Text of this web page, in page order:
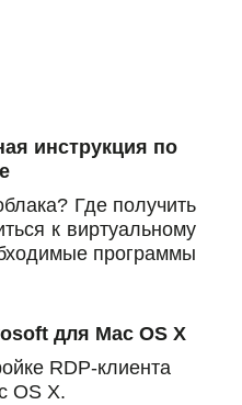
инструкция по
Где получить
к виртуальному
программы
виртуальную
в облаке.
для Mac OS X
RDP-клиента
OS X.